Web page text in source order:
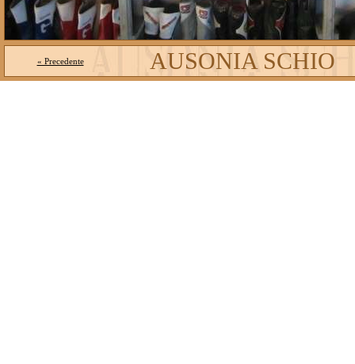
« Precedente AUSONIA SCHIO